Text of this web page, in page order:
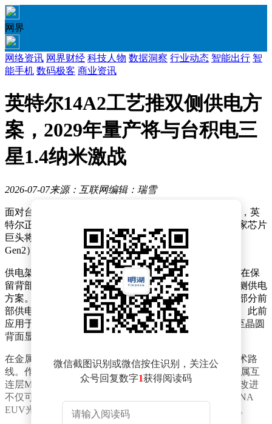
网界
网络资讯 网界财经 科技人物 数据洞察 行业动态 智能出行 智
能手机 数码极客 商业资讯
英特尔14A2工艺推双侧供电方
案，2029年量产将与台积电三
星1.4纳米激战
2026-07-07来源：互联网编辑：瑞雪
面对台积电与三星在1.4纳米级芯片技术领域的激烈竞争，英
特尔正加速推进其制程工艺升级计划。据行业消息，这家芯片
巨头将在现有14A工艺基础上推出改良版14A2（即14A
Gen2），通过技术创新应对先进制程带来的技术挑战。
供电架构革新成为14A2工艺的核心突破点。英特尔计划在保
留背部供电技术PowerDirect的基础上，首次引入前后双侧供电
方案。这项技术将供电网络转移至晶圆背面，同时维持部分前
部供电结构，以解决互连尺寸缩小导致的信号传输难题。此前
应用于14A工艺的PowerDirect技术，已通过将供电层移至晶圆
背面显著提升了能效表现。
在金属互连层优化方面，英特尔制定了极具挑战性的技术路
线。作为半节点升级的关键指标，14A2工艺将把最低金属互
连层M0的间距从14A工艺的28纳米压缩至21纳米。这一改进
不仅可使晶体管密度提升25%以上，更能充分发挥High-NA
EUV光刻设备的经济性优势，降低单颗芯片的制造成本。
微信截图识别或微信按住识别，关注公
众号回复数字1获得阅读码